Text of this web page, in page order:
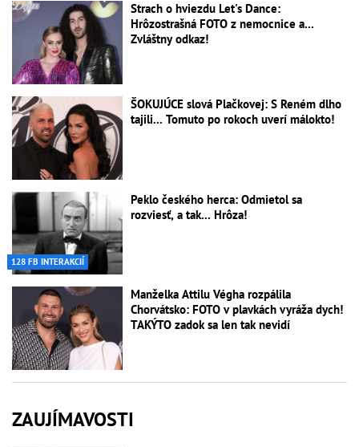
Strach o hviezdu Let's Dance:
Hrôzostrašná FOTO z nemocnice a...
Zvláštny odkaz!
ŠOKUJÚCE slová Plačkovej: S Reném dlho
tajili... Tomuto po rokoch uverí málokto!
128 FB INTERAKCIÍ
Peklo českého herca: Odmietol sa
rozviesť, a tak... Hrôza!
Manželka Attilu Végha rozpálila
Chorvátsko: FOTO v plavkách vyráža dych!
TAKÝTO zadok sa len tak nevidí
ZAUJÍMAVOSTI